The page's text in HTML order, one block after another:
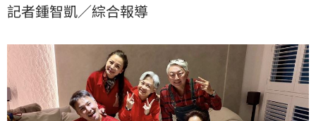
趕赴醫院。也活躍於八點檔的韓瑜也悲痛發聲。
記者鍾智凱／綜合報導